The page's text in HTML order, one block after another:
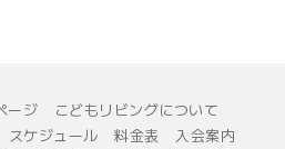
ージ
こどもリビングについて
スケジュール 料金表
入会案内